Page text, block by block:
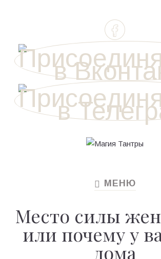
TOGGLE
МЕНЮ
Место силы
или почему у
дома